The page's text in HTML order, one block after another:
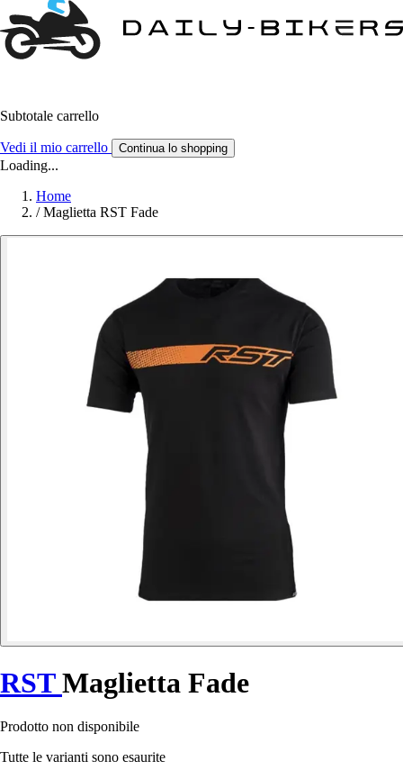
Subtotale carrello
Vedi il mio carrello Continua lo shopping
Loading...
Home
/ Maglietta RST Fade
RSTMaglietta Fade
Prodotto non disponibile
Tutte le varianti sono esaurite